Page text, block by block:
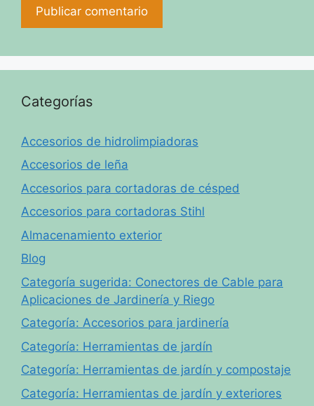
Categorías
Accesorios de hidrolimpiadoras
Accesorios de leña
Accesorios para cortadoras de césped
Accesorios para cortadoras Stihl
Almacenamiento exterior
Blog
Categoría sugerida: Conectores de Cable para
Aplicaciones de Jardinería y Riego
Categoría: Accesorios para jardinería
Categoría: Herramientas de jardín
Categoría: Herramientas de jardín y compostaje
Categoría: Herramientas de jardín y exteriores